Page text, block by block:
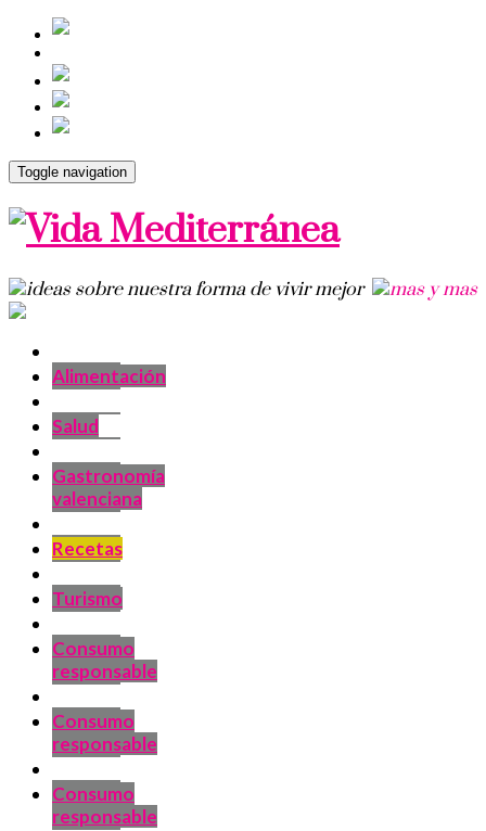
Toggle navigation
Alimentación
Salud
Gastronomía
valenciana
Recetas
Turismo
Consumo
responsable
Consumo
responsable
Consumo
responsable